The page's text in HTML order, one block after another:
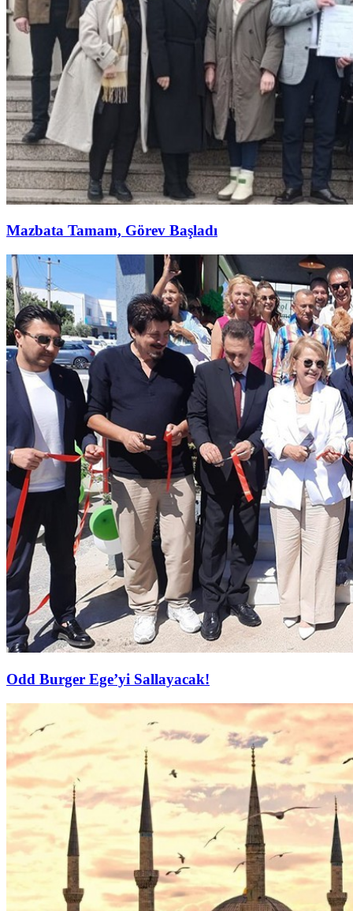
Mazbata Tamam, Görev Başladı
Odd Burger Ege’yi Sallayacak!